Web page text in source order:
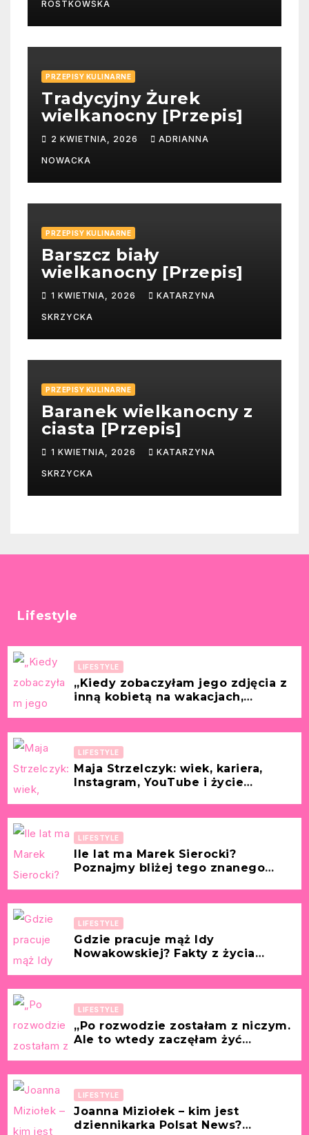
ROSTKOWSKA
PRZEPISY KULINARNE
Tradycyjny Żurek
wielkanocny [Przepis]
2 KWIETNIA, 2026 ADRIANNA
NOWACKA
PRZEPISY KULINARNE
Barszcz biały
wielkanocny [Przepis]
1 KWIETNIA, 2026 KATARZYNA
SKRZYCKA
PRZEPISY KULINARNE
Baranek wielkanocny z
ciasta [Przepis]
1 KWIETNIA, 2026 KATARZYNA
SKRZYCKA
Lifestyle
LIFESTYLE
„Kiedy zobaczyłam jego zdjęcia z
inną kobietą na wakacjach,
LIFESTYLE
Maja Strzelczyk: wiek, kariera,
Instagram, YouTube i życie
LIFESTYLE
Ile lat ma Marek Sierocki?
Poznajmy bliżej tego znanego
LIFESTYLE
Gdzie pracuje mąż Idy
Nowakowskiej? Fakty z życia
LIFESTYLE
„Po rozwodzie zostałam z niczym.
Ale to wtedy zaczęłam żyć
LIFESTYLE
Joanna Miziołek – kim jest
dziennikarka Polsat News?